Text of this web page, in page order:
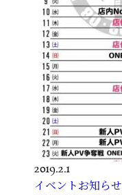
2019.2.1
イベントお知らせ